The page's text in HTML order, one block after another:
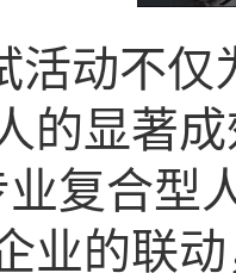
活动不
的显著
业复合型
业的联